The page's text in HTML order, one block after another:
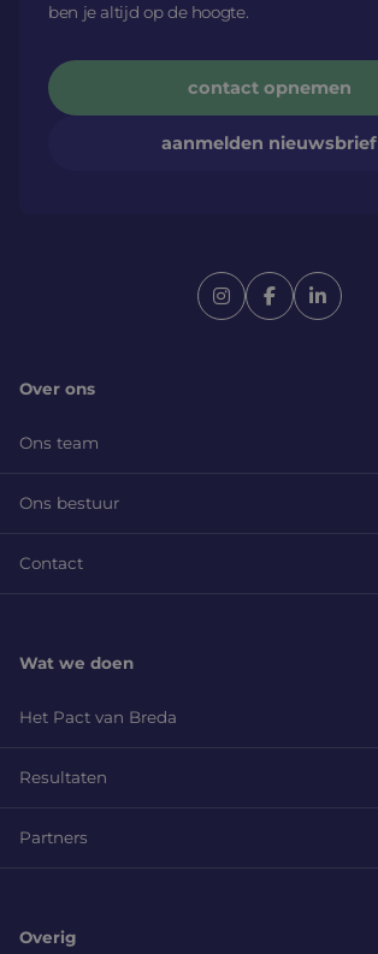
ben je altijd op de hoogte.
contact opnemen
aanmelden nieuwsbrief
Over ons
Ons team
Ons bestuur
Contact
Wat we doen
Het Pact van Breda
Resultaten
Partners
Overig